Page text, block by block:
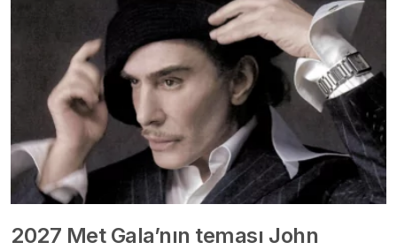
2027 Met Gala’nın teması John